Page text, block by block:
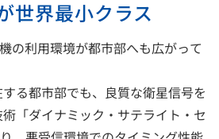
世界最小クラス
の利用環境が都市部へも広がって
る都市部でも、良質な衛星信号を
「ダイナミック・サテライト・セ